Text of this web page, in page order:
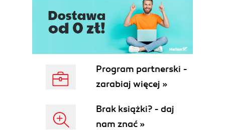
Program partnerski -
zarabiaj więcej »
Brak książki? - daj
nam znać »